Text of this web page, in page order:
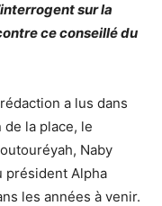
sur la
ce conseillé du
a lus dans
de la place, le
Naby
président Alpha
les années à venir.